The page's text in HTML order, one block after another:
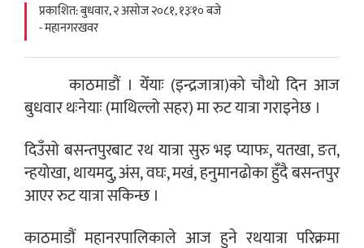
प्रकाशित: बुधवार, २ असोज २०८१, १३ः१० बजे
- महानगरखवर
काठमाडौं । येँयाः (इन्द्रजात्रा)को चौथो दिन आज
बुधवार थःनेयाः (माथिल्लो सहर) मा रुट यात्रा गराइनेछ ।
दिउँसो बसन्तपुरबाट रथ यात्रा सुरु भइ प्याफः, यतखा, ङत,
न्हयोखा, थायमदु, अंस, वघः, मखं, हनुमानढोका हुँदै बसन्तपुर
आएर रुट यात्रा सकिन्छ ।
काठमाडौं महानरपालिकाले आज हुने रथयात्रा परिक्रमा